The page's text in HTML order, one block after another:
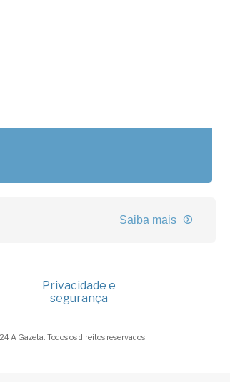
Saiba mais
Privacidade e
segurança
A Gazeta. Todos os direitos reservados